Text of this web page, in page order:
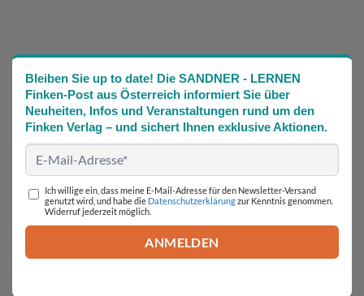
Bleiben Sie up to date! Die SANDNER - LERNEN
Finken-Post aus Österreich informiert Sie über
Neuheiten, Infos und Veranstaltungen rund um den
Finken Verlag – und sichert Ihnen exklusive Aktionen.
Ich willige ein, dass meine E-Mail-Adresse für den Newsletter-Versand
genutzt wird, und habe die Datenschutzerklärungzur Kenntnis genommen.
Widerruf jederzeit möglich.